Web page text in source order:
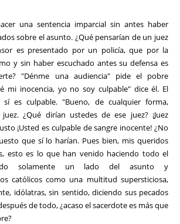
una sentencia imparcial sin antes haber
sobre el asunto. ¿Qué pensarían de un juez
es presentado por un policía, que por la
y sin haber escuchado antes su defensa es
"Dénme una audiencia" pide el pobre
mi inocencia, yo no soy culpable" dice él. El
es culpable. "Bueno, de cualquier forma,
¿Qué dirían ustedes de ese juez? ¡Juez
¡Usted es culpable de sangre inocente! ¿No
que sí lo harían. Pues bien, mis queridos
esto es lo que han venido haciendo todo el
solamente un lado del asunto y
católicos como una multitud supersticiosa,
idólatras, sin sentido, diciendo sus pecados
de todo, ¿acaso el sacerdote es más que